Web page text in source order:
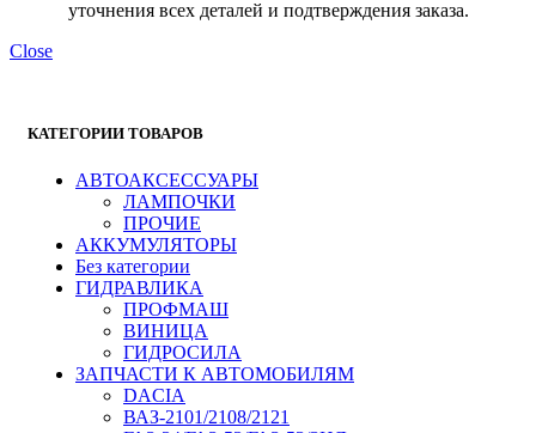
уточнения всех деталей и подтверждения заказа.
Close
КАТЕГОРИИ ТОВАРОВ
АВТОАКСЕССУАРЫ
ЛАМПОЧКИ
ПРОЧИЕ
АККУМУЛЯТОРЫ
Без категории
ГИДРАВЛИКА
ПРОФМАШ
ВИНИЦА
ГИДРОСИЛА
ЗАПЧАСТИ К АВТОМОБИЛЯМ
DACIA
ВАЗ-2101/2108/2121